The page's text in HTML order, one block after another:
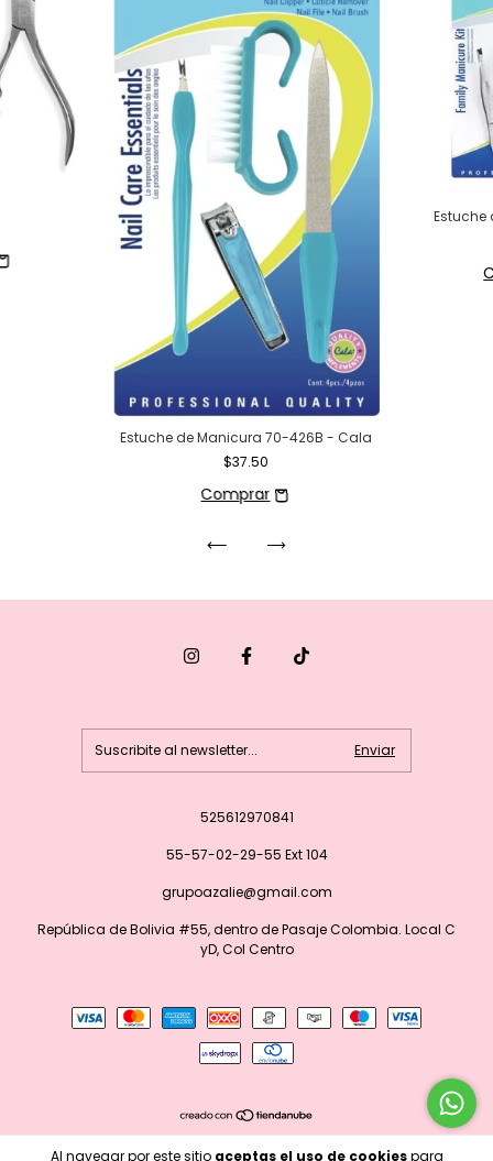
Al navegar por este sitio aceptas el uso de cookiespara
Estuche de Manicura 70-426B - Cala
$37.50
525612970841
55-57-02-29-55 Ext 104
grupoazalie@gmail.com
República de Bolivia #55, dentro de Pasaje Colombia. Local C
yD, Col Centro
Copyright Grupo Azalie - 2026. Todos los derechos reservados.